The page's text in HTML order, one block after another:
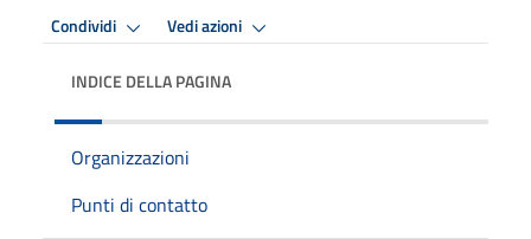
Condividi Vedi azioni
INDICE DELLA PAGINA
Organizzazioni
Punti di contatto